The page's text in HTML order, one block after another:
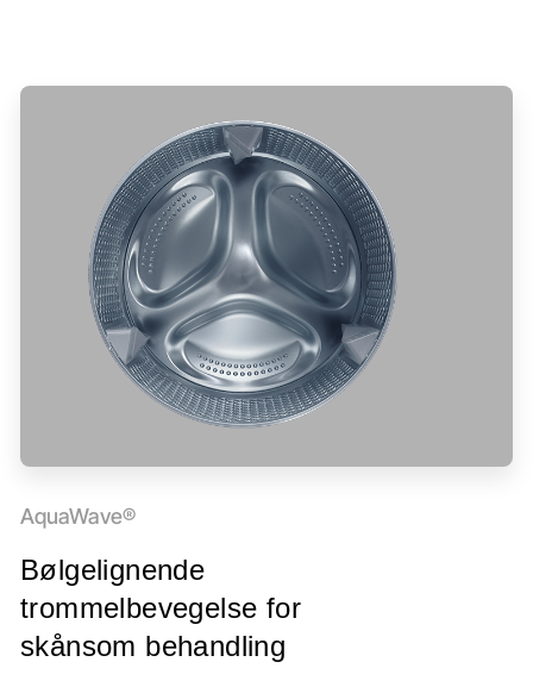
AquaWave®
Bølgelignende
trommelbevegelse for
skånsom behandling